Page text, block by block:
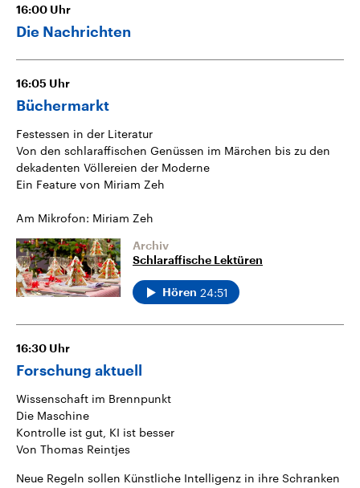
16:00 Uhr
Die Nachrichten
16:05 Uhr
Büchermarkt
Festessen in der Literatur
Von den schlaraffischen Genüssen im Märchen bis zu den
dekadenten Völlereien der Moderne
Ein Feature von Miriam Zeh
Am Mikrofon: Miriam Zeh
Archiv
Schlaraffische Lektüren
Hören 24:51
16:30 Uhr
Forschung aktuell
Wissenschaft im Brennpunkt
Die Maschine
Kontrolle ist gut, KI ist besser
Von Thomas Reintjes
Neue Regeln sollen Künstliche Intelligenz in ihre Schranken